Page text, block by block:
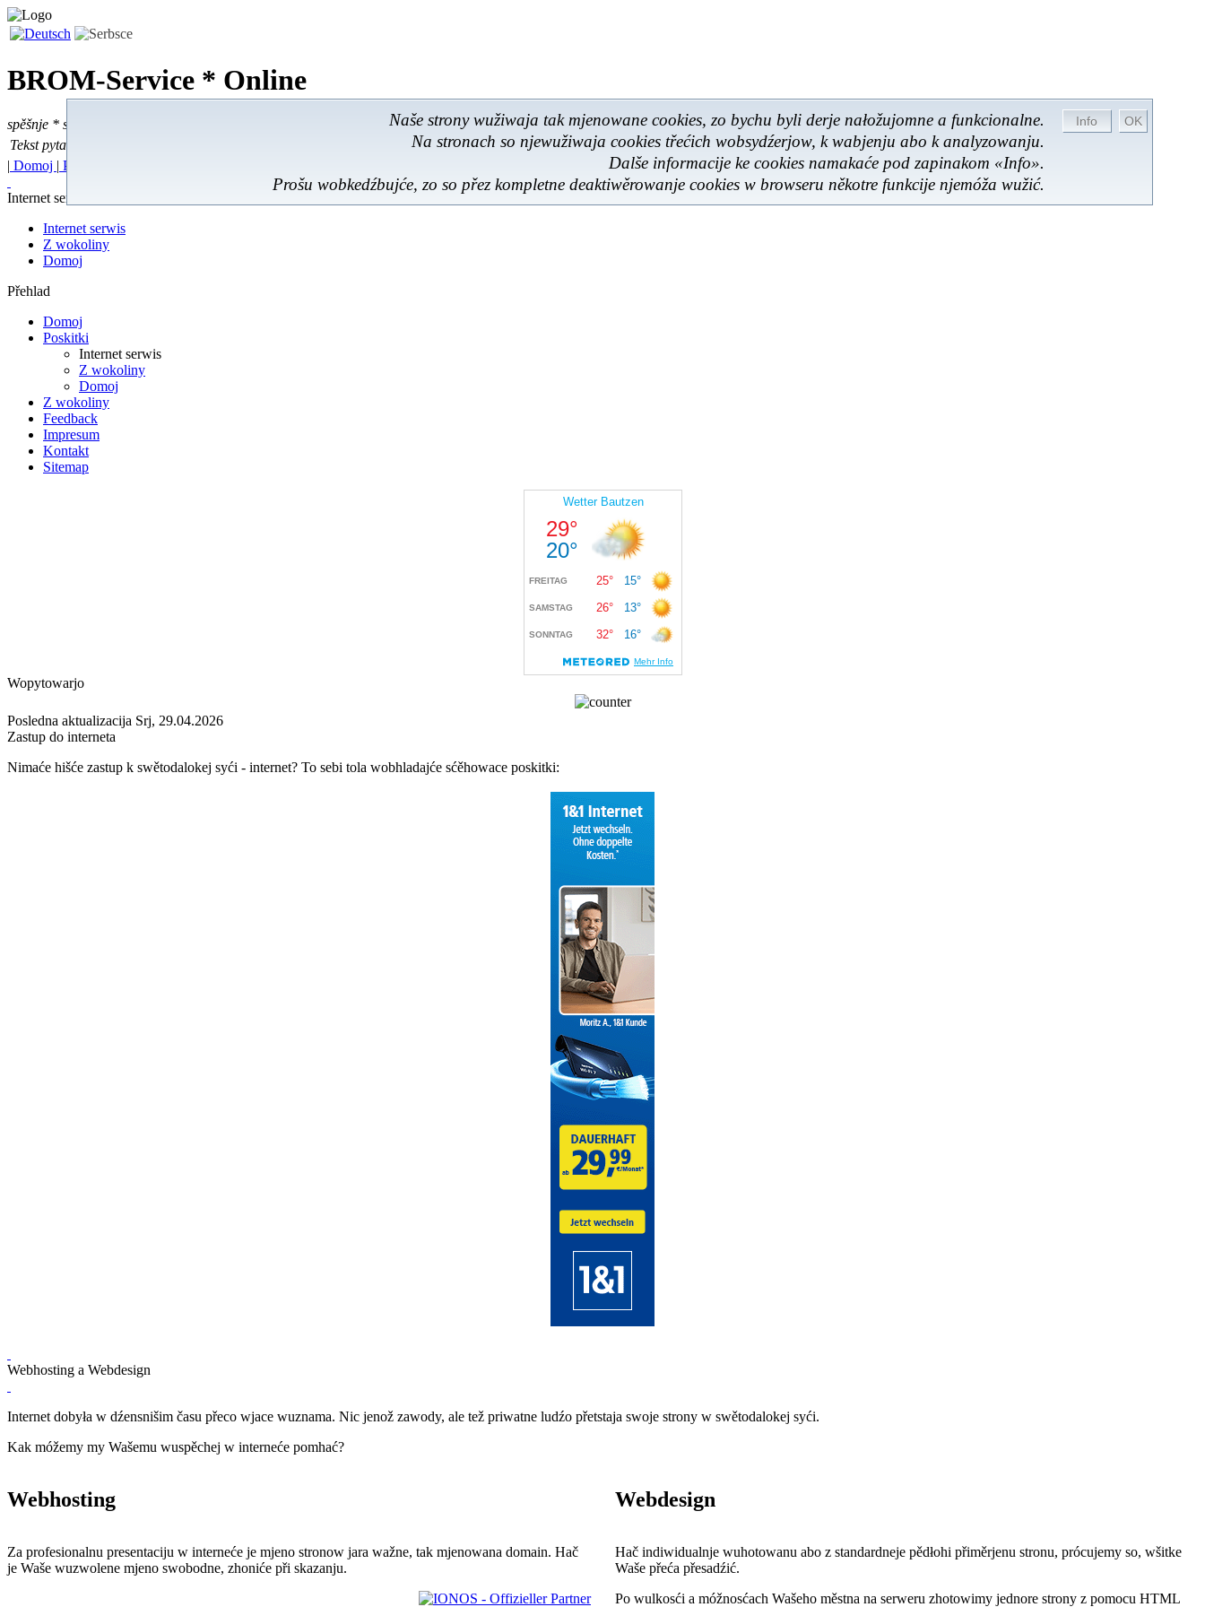
BROM-Service * Online
spěšnje * spušćomnje * małonałožnje
Naše strony wužiwaja tak mjenowane cookies, zo bychu byli derje nałožujomne a funkcionalne.
Na stronach so njewužiwaja cookies třećich wobsydźerjow, k wabjenju abo k analyzowanju.
Dalše informacije ke cookies namakaće pod zapinakom «Info».
Prošu wobkedźbujće, zo so přez kompletne deaktiwěrowanje cookies w browseru někotre funkcije njemóža wužić.
Tekst pytać:
| Domoj | Poskitki
Internet serwis
Internet serwis
Z wokoliny
Domoj
Přehlad
Domoj
Poskitki
Internet serwis
Z wokoliny
Domoj
Z wokoliny
Feedback
Impresum
Kontakt
Sitemap
Wopytowarjo
Posledna aktualizacija Srj, 29.04.2026
Zastup do interneta
Nimaće hišće zastup k swěto­dalokej syći - internet? To sebi tola wob­hladajće sćěho­wace poskitki:
Webhosting a Webdesign
Internet dobyła w dźensnišim času přeco wjace wuznama. Nic jenož zawody, ale tež priwatne ludźo přetstaja swoje strony w swětodalokej syći.
Kak móžemy my Wašemu wuspěchej w interneće pomhać?
Webhosting Webdesign
Za pro­fesio­nal­nu pre­sen­ta­ciju w in­ter­neće je mjeno stronow jara wažne, tak mjenowana domain. Hač
je Waše wuzwolene mjeno swobodne, zhoniće při skazanju.
Hač indiwi­dualnje wuho­to­wanu abo z stan­dard­neje pěd­łohi přiměrjenu stronu, prócujemy so, wšitke
Waše přeća přesadźić.
Po wulkosći a móž­nos­ćach Wašeho městna na ser­weru zho­to­wimy jed­nore strony z pomocu HTML